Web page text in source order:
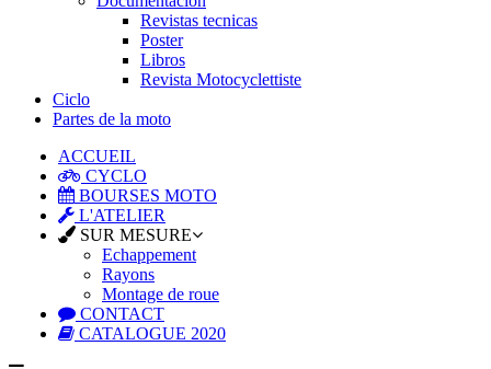
Revistas tecnicas
Poster
Libros
Revista Motocyclettiste
Ciclo
Partes de la moto
ACCUEIL
CYCLO
BOURSES MOTO
L'ATELIER
SUR MESURE
Echappement
Rayons
Montage de roue
CONTACT
CATALOGUE 2020